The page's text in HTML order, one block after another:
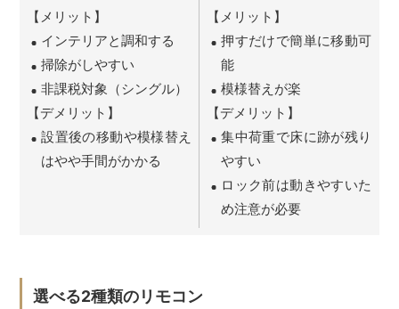
【メリット】
インテリアと調和する
掃除がしやすい
非課税対象（シングル）
【デメリット】
設置後の移動や模様替え
はやや手間がかかる
【メリット】
押すだけで簡単に移動可
能
模様替えが楽
【デメリット】
集中荷重で床に跡が残り
やすい
ロック前は動きやすいた
め注意が必要
選べる2種類のリモコン